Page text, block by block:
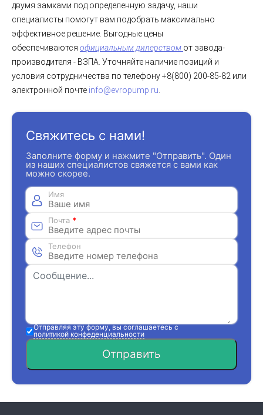
двумя замками под определенную задачу, наши
специалисты помогут вам подобрать максимально
эффективное решение. Выгодные цены
обеспечиваются официальным дилерством от завода-
производителя - ВЗПА. Уточняйте наличие позиций и
условия сотрудничества по телефону +8(800) 200-85-82 или
электронной почте info@evropump.ru
Свяжитесь с нами!
Заполните форму и нажмите "Отправить". Один
из наших специалистов свяжется с вами как
можно скорее.
Имя
Почта *
Телефон
Отправляя эту форму, вы соглашаетесь с
политикой конфеденциальности
Отправить